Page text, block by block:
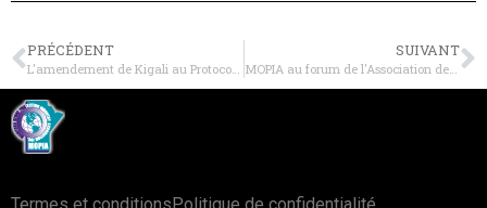
PRÉCÉDENT
L'amendement de Kigali au Protocole de Montréal stimule les contrôles des HFC
SUIVANT
MOPIA au forum de l'Association des recycleurs régionaux du Manitoba (MARR)